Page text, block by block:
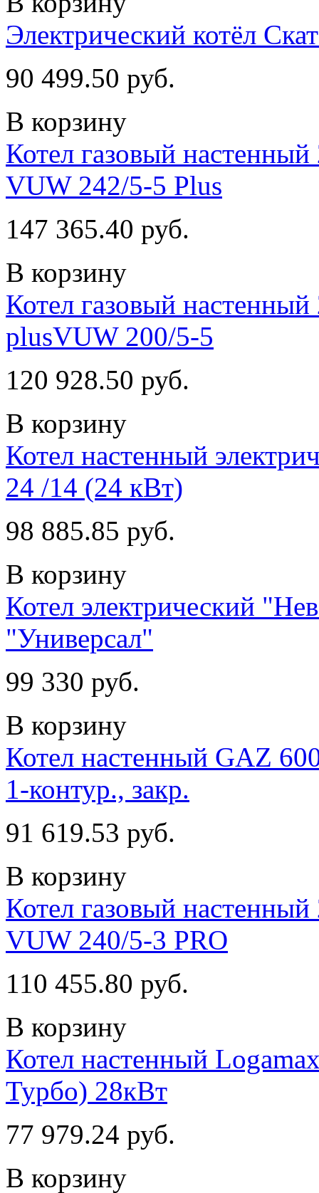
Электрический котёл
90 499.50 руб.
В корзину
Котел газовый
VUW 242/5-5 Plus
147 365.40 руб.
В корзину
Котел газовый
plusVUW 200/5-5
120 928.50 руб.
В корзину
Котел настенный
24 /14 (24 кВт)
98 885.85 руб.
В корзину
Котел электрический
"Универсал"
99 330 руб.
В корзину
Котел настенный GAZ
1-контур., закр.
91 619.53 руб.
В корзину
Котел газовый
VUW 240/5-3 PRO
110 455.80 руб.
В корзину
Котел настенный
Турбо) 28кВт
77 979.24 руб.
В корзину